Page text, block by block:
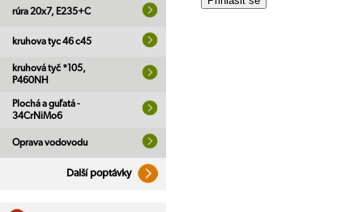
rúra 20x7, E235+C
kruhova tyc 46 c45
kruhová tyč *105,
P460NH
Plochá a guľatá -
34CrNiMo6
Oprava vodovodu
Další poptávky